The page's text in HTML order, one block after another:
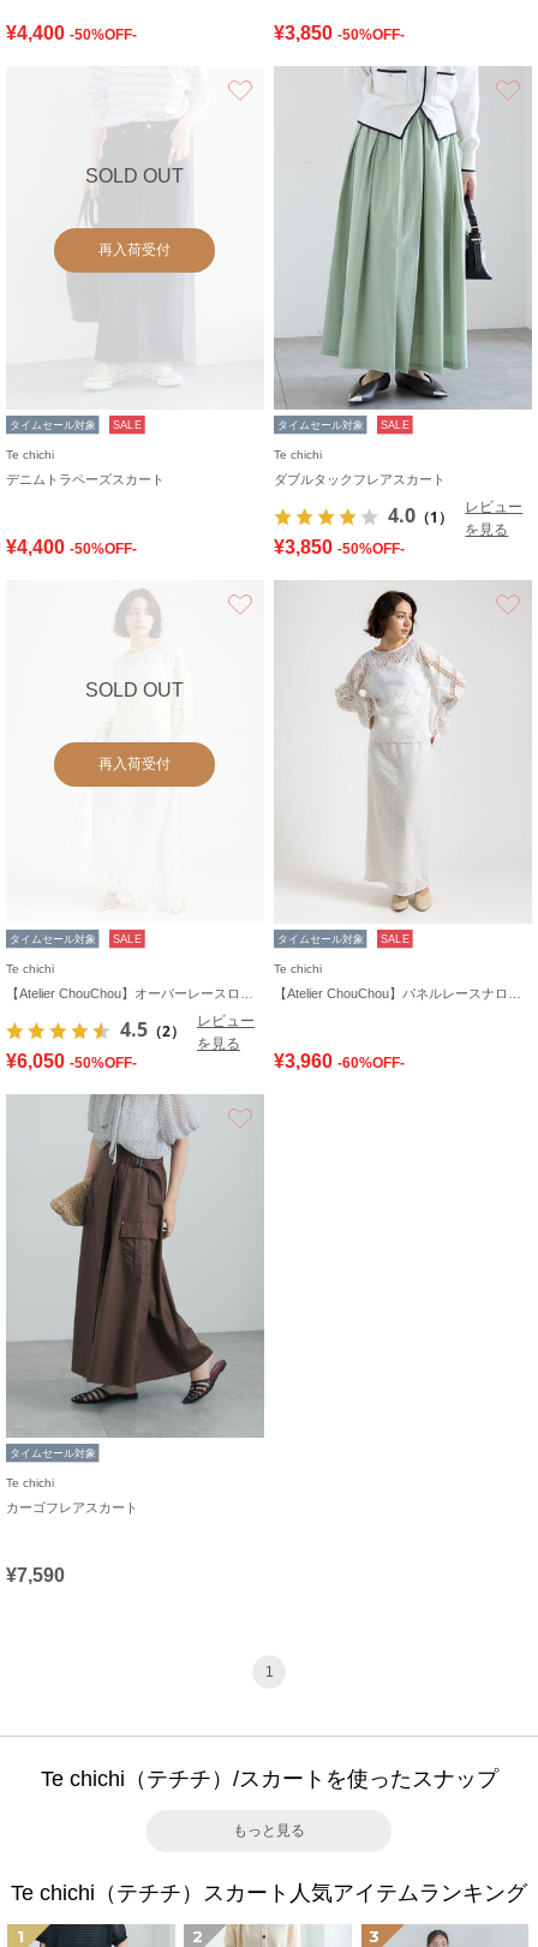
¥4,400 -50%OFF- ¥3,850 -50%OFF-
SOLD OUT
再入荷受付
タイムセール対象 SALE
Te chichi
デニムトラペーズスカート
¥4,400 -50%OFF-
タイムセール対象 SALE
Te chichi
ダブルタックフレアスカート
4.0 （1）
レビュー
を見る
¥3,850 -50%OFF-
SOLD OUT
再入荷受付
タイムセール対象 SALE
Te chichi
4.5 （2）
レビュー
を見る
¥6,050 -50%OFF-
タイムセール対象 SALE
Te chichi
¥3,960 -60%OFF-
タイムセール対象
Te chichi
カーゴフレアスカート
¥7,590
1
Te chichi（テチチ）/スカートを使ったスナップ
もっと見る
Te chichi（テチチ）スカート人気アイテムランキング
1 2 3